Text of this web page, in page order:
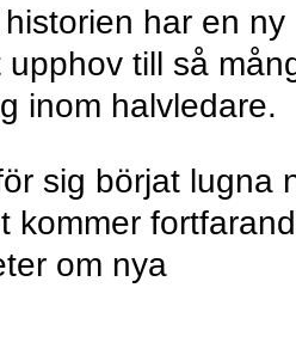
har en ny
till så
inom halvledare.
sig börjat lugna
kommer
om nya